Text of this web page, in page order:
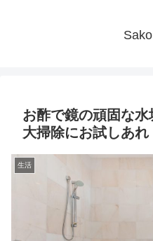
お酢で鏡の頑固な
大掃除にお試しあれ
生活